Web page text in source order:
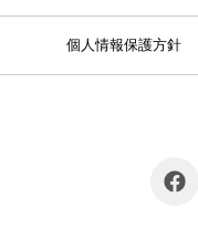
個人情報保護方針